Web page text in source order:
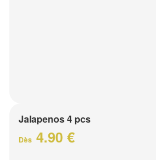
Jalapenos 4 pcs
Dès 4.90 €